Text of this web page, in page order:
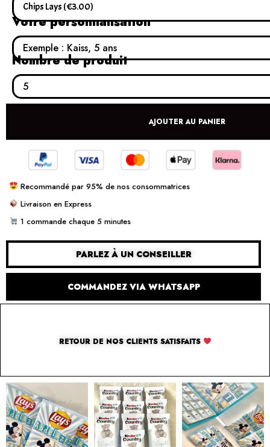
Votre personnalisation
Nombre de produit
AJOUTER AU PANIER
Recommandé par 95% de nos consommatrices
Livraison en Express
1 commande chaque 5 minutes
PARLEZ À UN CONSEILLER
COMMANDEZ VIA WHATSAPP
RETOUR DE NOS CLIENTS SATISFAITS